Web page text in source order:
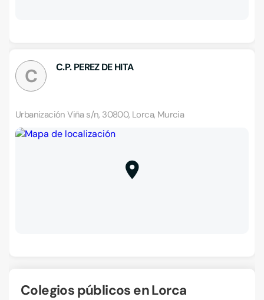
C C.P. PEREZ DE HITA
Urbanización Viña s/n, 30800, Lorca, Murcia
Colegios públicos en Lorca